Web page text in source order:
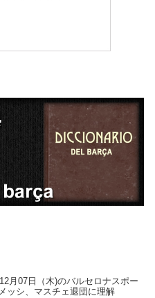
月07日（木)のバルセロナスポー
ッシ、マスチェ退団に理解